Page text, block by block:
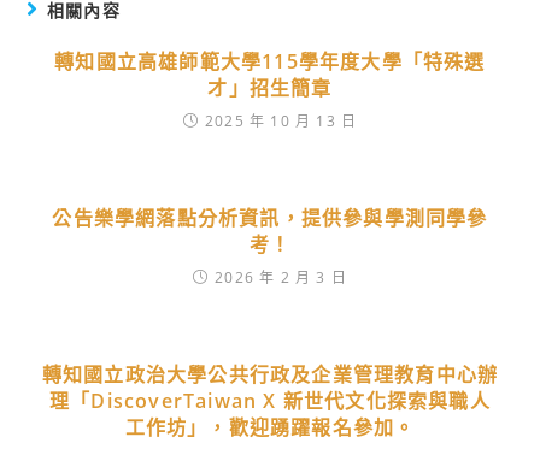
相關內容
轉知國立高雄師範大學115學年度大學「特殊選
才」招生簡章
2025 年 10 月 13 日
公告樂學網落點分析資訊，提供參與學測同學參
考！
2026 年 2 月 3 日
轉知國立政治大學公共行政及企業管理教育中心辦
理「DiscoverTaiwan X 新世代文化探索與職人
工作坊」，歡迎踴躍報名參加。